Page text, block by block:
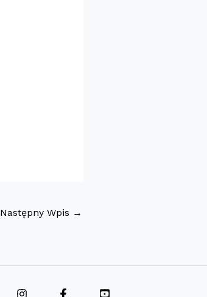
Następny Wpis →